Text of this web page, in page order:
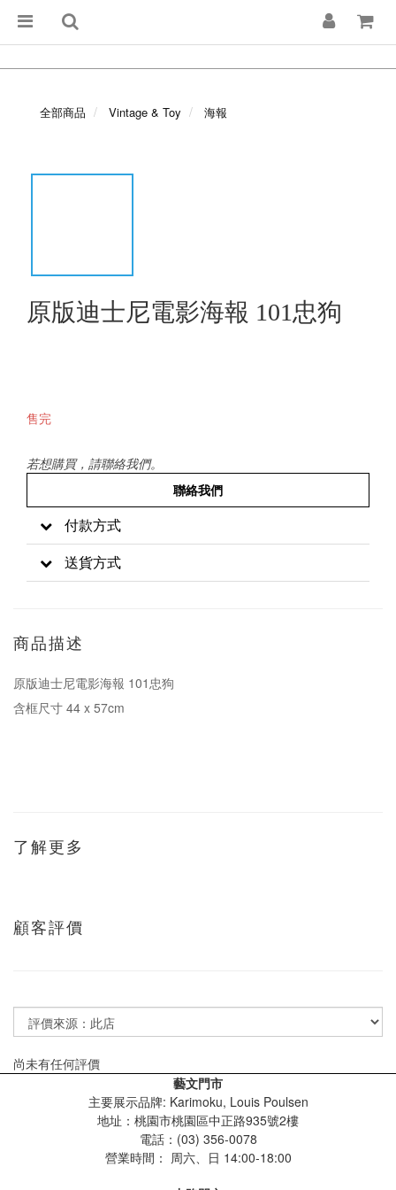
全部商品 Vintage & Toy 海報
原版迪士尼電影海報 101忠狗
售完
若想購買，請聯絡我們。
聯絡我們
付款方式
送貨方式
商品描述
原版迪士尼電影海報 101忠狗
含框尺寸 44 x 57cm
了解更多
顧客評價
尚未有任何評價
藝文門市
主要展示品牌: Karimoku, Louis Poulsen
地址：桃園市桃園區中正路935號2樓
電話：(03) 356-0078
營業時間： 周六、日 14:00-18:00